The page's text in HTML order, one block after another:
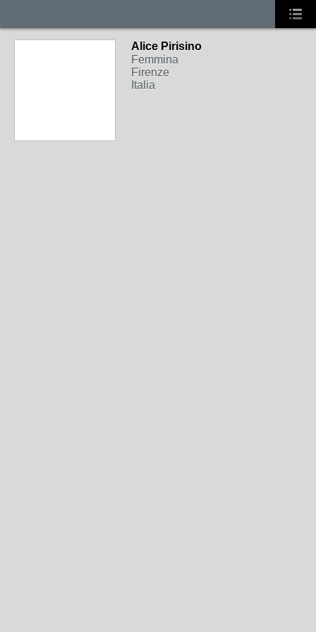
Alice Pirisino
Femmina
Firenze
Italia